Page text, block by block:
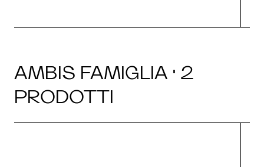
AMBIS FAMIGLIA · 2
PRODOTTI